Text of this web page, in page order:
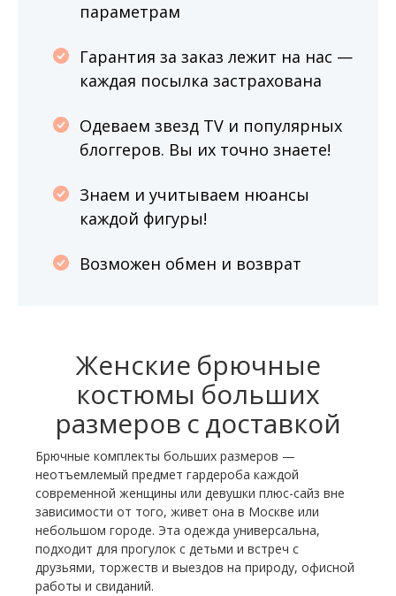
параметрам
Гарантия за заказ лежит на нас —
каждая посылка застрахована
Одеваем звезд TV и популярных
блоггеров. Вы их точно знаете!
Знаем и учитываем нюансы
каждой фигуры!
Возможен обмен и возврат
Женские брючные
костюмы больших
размеров с доставкой
Брючные комплекты больших размеров —
неотъемлемый предмет гардероба каждой
современной женщины или девушки плюс-сайз вне
зависимости от того, живет она в Москве или
небольшом городе. Эта одежда универсальна,
подходит для прогулок с детьми и встреч с
друзьями, торжеств и выездов на природу, офисной
работы и свиданий.